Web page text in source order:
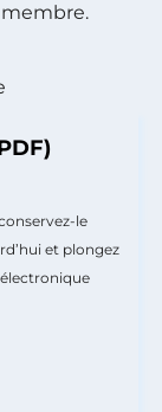
le
et plongez
électronique